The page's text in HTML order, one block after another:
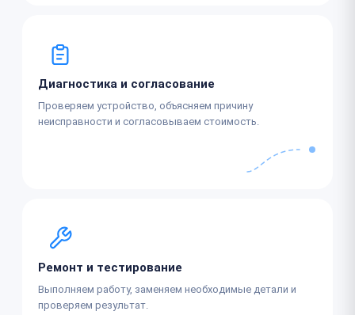
Диагностика и согласование
Проверяем устройство, объясняем причину
неисправности и согласовываем стоимость.
Ремонт и тестирование
Выполняем работу, заменяем необходимые детали и
проверяем результат.